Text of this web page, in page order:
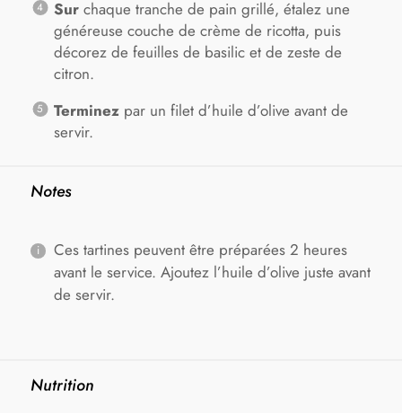
Surchaque tranche de pain grillé, étalez une
généreuse couche de crème de ricotta, puis
décorez de feuilles de basilic et de zeste de
citron.
Terminezpar un filet d’huile d’olive avant de
servir.
Notes
Ces tartines peuvent être préparées 2 heures
avant le service. Ajoutez l’huile d’olive juste avant
de servir.
Nutrition